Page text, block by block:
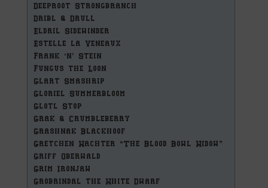
Deeproot Strongbranch
Dribl & Drull
Eldril Sidewinder
Estelle la Veneaux
Frank ‘n’ Stein
Fungus the Loon
Glart Smashrip
Gloriel Summerbloom
Glotl Stop
Grak & Crumbleberry
Grashnak Blackhoof
Gretchen Wachter “The Blood Bowl Widow”
Griff Oberwald
Grim Ironjaw
Grobrindal the White Dwarf